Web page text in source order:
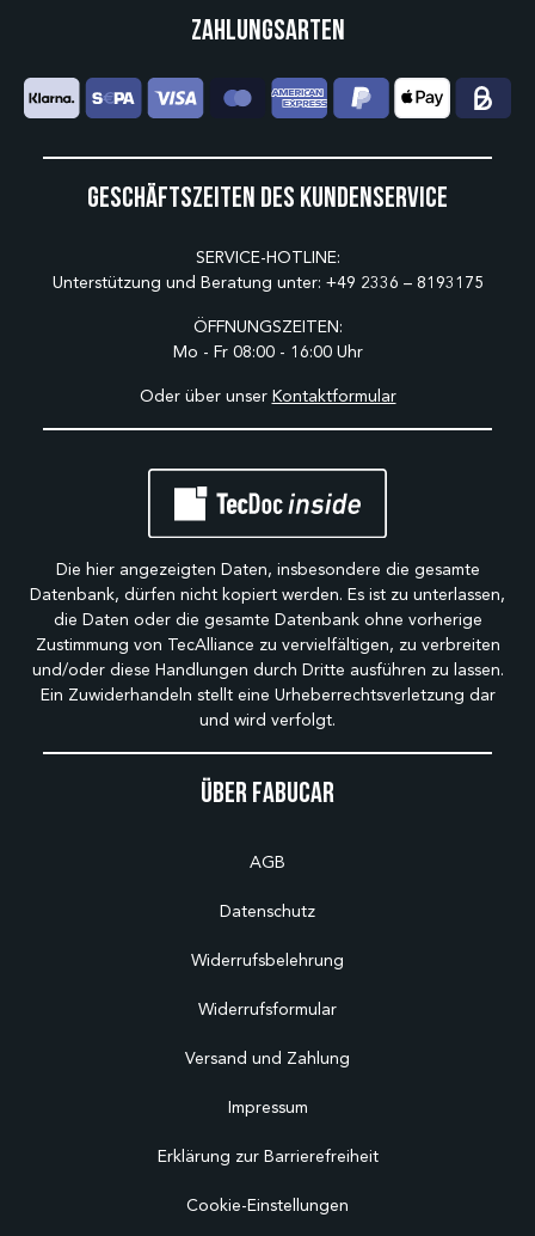
Über Fabucar
AGB
Datenschutz
Widerrufsbelehrung
Widerrufsformular
Versand und Zahlung
Impressum
Erklärung zur Barrierefreiheit
Cookie-Einstellungen
Geschäftszeiten des Kundenservice
SERVICE-HOTLINE:
Unterstützung und Beratung unter: +49 2336 – 8193175
ÖFFNUNGSZEITEN:
Mo - Fr 08:00 - 16:00 Uhr
Oder über unser Kontaktformular
Zahlungsarten
Die hier angezeigten Daten, insbesondere die gesamte
Datenbank, dürfen nicht kopiert werden. Es ist zu unterlassen,
die Daten oder die gesamte Datenbank ohne vorherige
Zustimmung von TecAlliance zu vervielfältigen, zu verbreiten
und/oder diese Handlungen durch Dritte ausführen zu lassen.
Ein Zuwiderhandeln stellt eine Urheberrechtsverletzung dar
und wird verfolgt.